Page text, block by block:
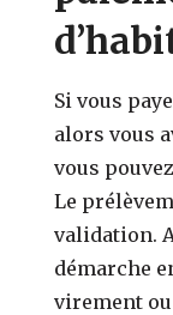
Si vous
alors vous
vous
Le
validation.
démarche
virement